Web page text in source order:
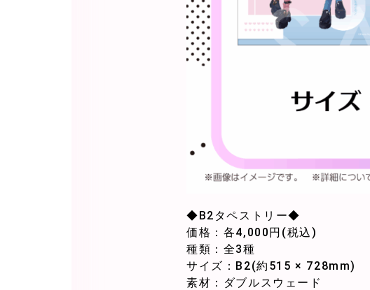
◆B2タペストリー◆
価格：各4,000円(税込)
種類：全3種
サイズ：B2(約515 × 728mm)
素材：ダブルスウェード